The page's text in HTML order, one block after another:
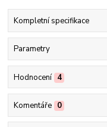
Kompletní specifikace
Parametry
Hodnocení 4
Komentáře 0